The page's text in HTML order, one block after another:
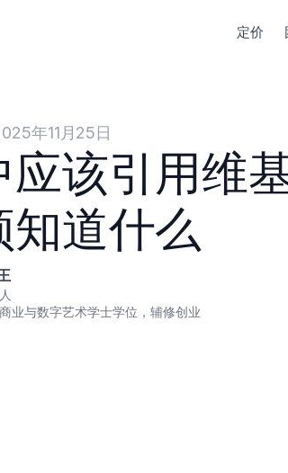
定价
年11月25日
应该引用维
道什么
业与数字艺术学士学位，辅修创业